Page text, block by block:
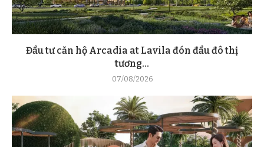
Đầu tư căn hộ Arcadia at Lavila đón đầu đô thị
tương...
07/08/2026